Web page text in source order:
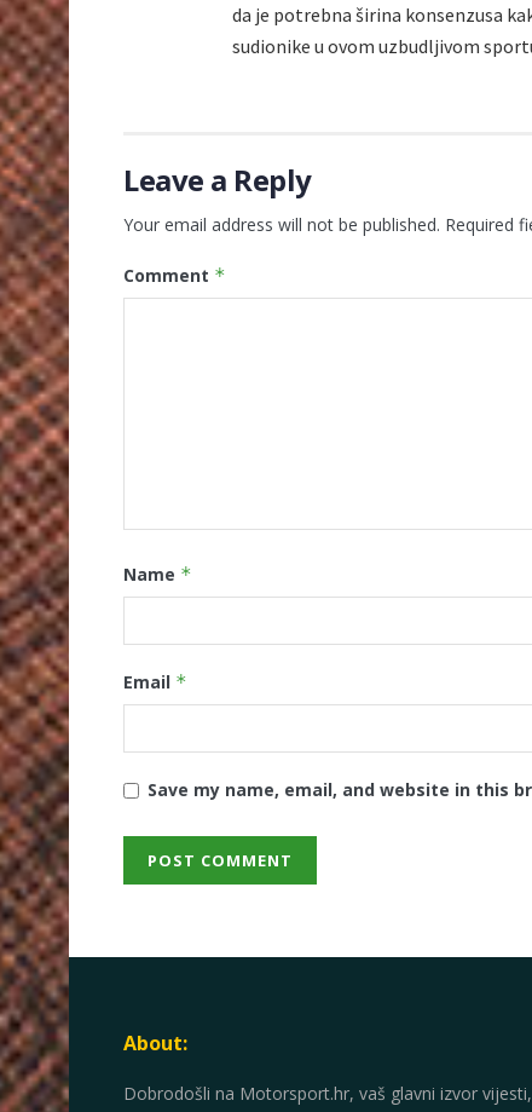
da je potrebna širina konsenzusa
sudionike u ovom uzbudljivom
Leave a Reply
Your email address will not be published. Required
Comment *
Name *
Email *
Save my name, email, and website in this
About:
Dobrodošli na Motorsport.hr, vaš glavni izvor vijesti,